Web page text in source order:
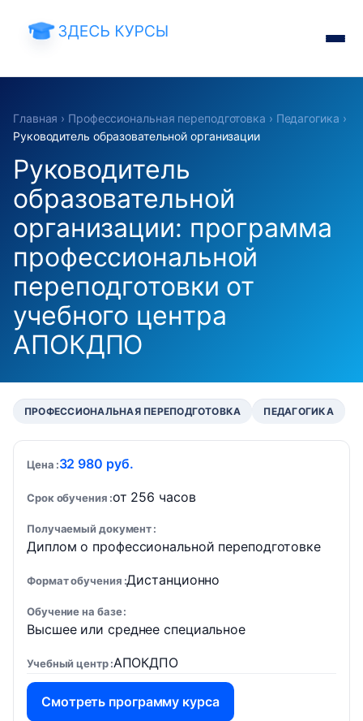
Главная › Профессиональная переподготовка › Педагогика ›
Руководитель образовательной организации
Руководитель
образовательной
организации: программа
профессиональной
переподготовки от
учебного центра
АПОКДПО
ПРОФЕССИОНАЛЬНАЯ ПЕРЕПОДГОТОВКА ПЕДАГОГИКА
Цена 32 980 руб.
Срок обучения от 256 часов
Получаемый документ
Диплом о профессиональной переподготовке
Формат обучения Дистанционно
Обучение на базе
Высшее или среднее специальное
Учебный центр АПОКДПО
Смотреть программу курса